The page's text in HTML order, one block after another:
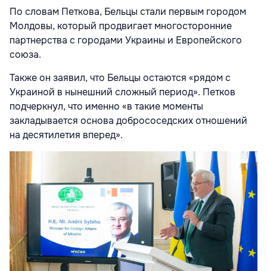
По словам Петкова, Бельцы стали первым городом
Молдовы, который продвигает многосторонние
партнерства с городами Украины и Европейского
союза.
Также он заявил, что Бельцы остаются «рядом с
Украиной в нынешний сложный период». Петков
подчеркнул, что именно «в такие моменты
закладывается основа добрососедских отношений
на десятилетия вперед».